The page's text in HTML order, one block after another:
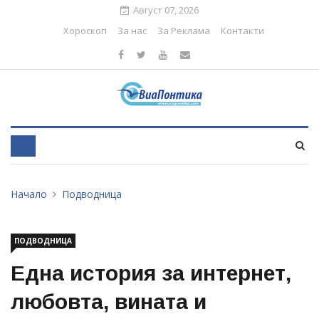
Август 07, 2026
Хороскоп
За нас За Реклама Контакти
Начало Подводница
ПОДВОДНИЦА
Една история за интернет,
любовта, вината и